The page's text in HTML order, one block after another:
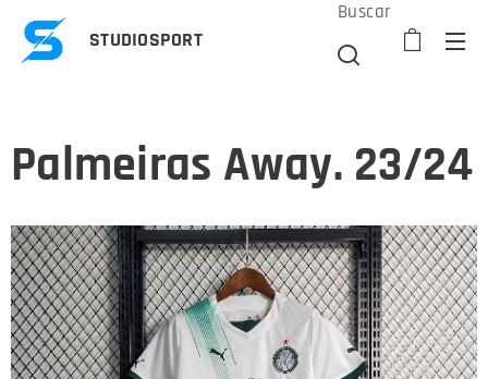
STUDIOSPORT
Buscar
Palmeiras Away. 23/24